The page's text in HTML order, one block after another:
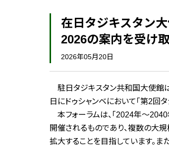
在日タジキスタン
2026の案内を受け
2026年05月20日
駐日タジキスタン共和国大使館
日にドゥシャンベにおいて「第2回
本フォーラムは、「2024年～
開催されるものであり、複数の大
拡大することを目指しています。ま